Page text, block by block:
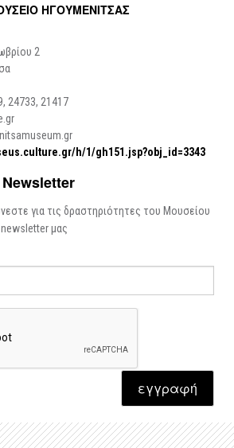
ΗΓΟΥΜΕΝΙΤΣΑΣ
2
24733, 21417
h/1/gh151.jsp?obj_id=3343
για τις δραστηριότητες του Μουσείου
μας
εγγραφή